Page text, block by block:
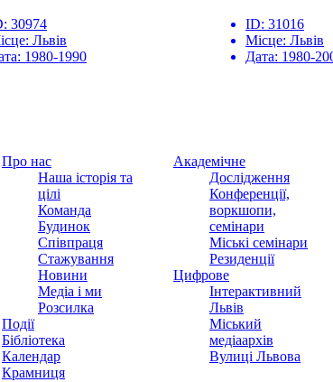
30974
Львів
1980-1990
ID: 31016
Місце: Львів
Дата: 1980-
Про нас
Наша історія та
цілі
Команда
Будинок
Співпраця
Стажування
Новини
Медіа і ми
Розсилка
Події
Бібліотека
Календар
Крамниця
Академічне
Дослідження
Конференції,
воркшопи,
семінари
Міські семінари
Резиденції
Цифрове
Інтерактивний
Львів
Міський
медіаархів
Вулиці Львова